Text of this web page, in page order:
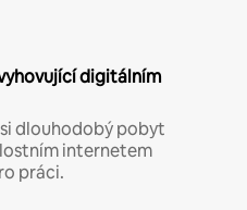
digitálním
dlouhodobý pobyt
internetem
práci.